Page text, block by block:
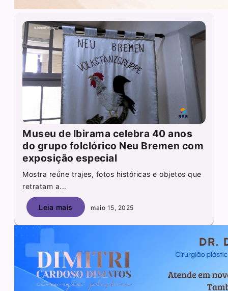
Museu de Ibirama celebra 40 anos
do grupo folclórico Neu Bremen com
exposição especial
Mostra reúne trajes, fotos históricas e objetos que
retratam a...
Leia mais maio 15, 2025